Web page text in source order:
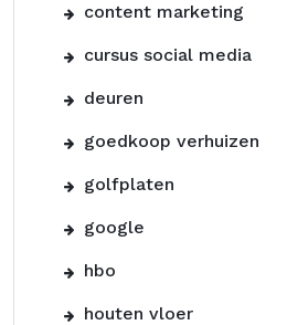
content marketing
cursus social media
deuren
goedkoop verhuizen
golfplaten
google
hbo
houten vloer